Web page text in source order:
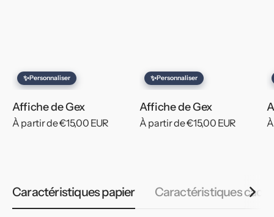
✨Personnaliser
Affiche de Gex
Prix
À partir de €15,00 EUR
✨Personnaliser
Affiche de Gex
Prix
À partir de €15,00 EUR
Caractéristiques papier Caractéristiques cadre